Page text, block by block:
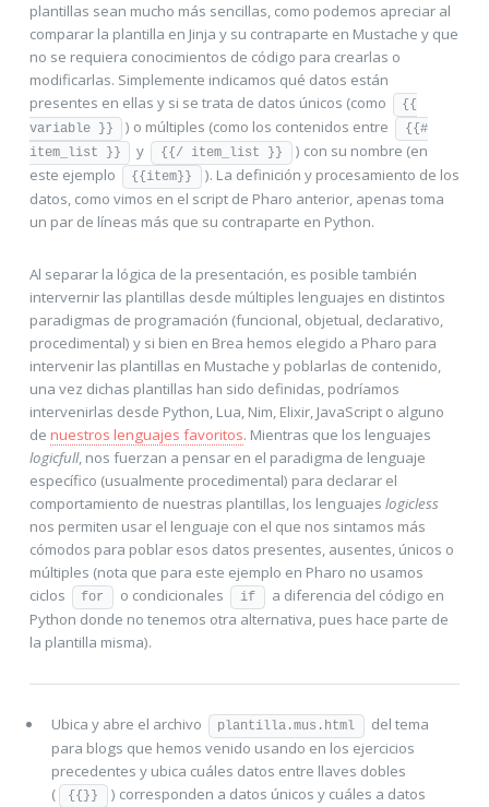
plantillas sean mucho más sencillas, como podemos apreciar al
comparar la plantilla en Jinja y su contraparte en Mustache y que
no se requiera conocimientos de código para crearlas o
modificarlas. Simplemente indicamos qué datos están
presentes en ellas y si se trata de datos únicos (como
{{
variable }}
) o múltiples (como los contenidos entre
{{#
item_list }}
y {{/ item_list }}
) con su nombre (en
este ejemplo
{{item}}
). La definición y procesamiento de los
datos, como vimos en el script de Pharo anterior, apenas toma
un par de líneas más que su contraparte en Python.
Al separar la lógica de la presentación, es posible también
intervernir las plantillas desde múltiples lenguajes en distintos
paradigmas de programación (funcional, objetual, declarativo,
procedimental) y si bien en Brea hemos elegido a Pharo para
intervenir las plantillas en Mustache y poblarlas de contenido,
una vez dichas plantillas han sido definidas, podríamos
intervenirlas desde Python, Lua, Nim, Elixir, JavaScript o alguno
de nuestros lenguajes favoritos. Mientras que los lenguajes
logicfull, nos fuerzan a pensar en el paradigma de lenguaje
específico (usualmente procedimental) para declarar el
comportamiento de nuestras plantillas, los lenguajes logicless
nos permiten usar el lenguaje con el que nos sintamos más
cómodos para poblar esos datos presentes, ausentes, únicos o
múltiples (nota que para este ejemplo en Pharo no usamos
ciclos
for o condicionales if
a diferencia del código en
Python donde no tenemos otra alternativa, pues hace parte de
la plantilla misma).
Ubica y abre el archivo plantilla.mus.html
del tema
para blogs que hemos venido usando en los ejercicios
precedentes y ubica cuáles datos entre llaves dobles
(
{{}}
) corresponden a datos únicos y cuáles a datos